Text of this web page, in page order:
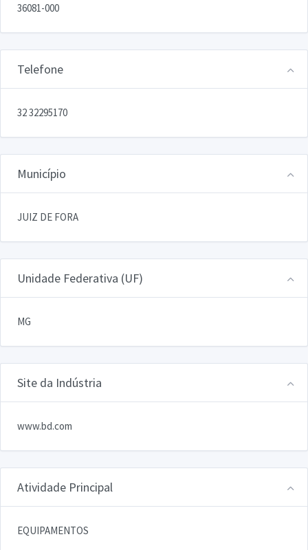
36081-000
Telefone
32 32295170
Município
JUIZ DE FORA
Unidade Federativa (UF)
MG
Site da Indústria
www.bd.com
Atividade Principal
EQUIPAMENTOS